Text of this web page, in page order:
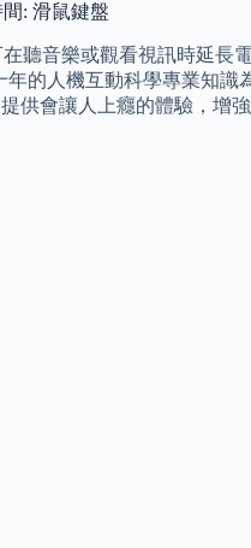
: 滑鼠鍵盤
聽音樂或觀看視訊時延長
年的人機互動科學專業知識
供會讓人上癮的體驗，增